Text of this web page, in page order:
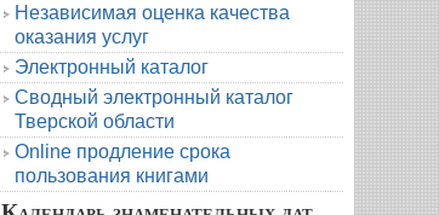
Независимая оценка качества
оказания услуг
Электронный каталог
Сводный электронный каталог
Тверской области
Online продление срока
пользования книгами